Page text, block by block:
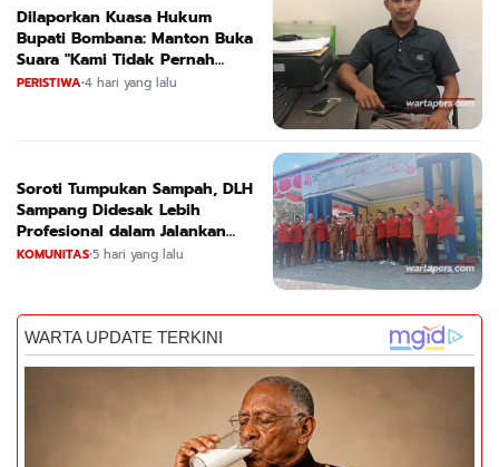
Dilaporkan Kuasa Hukum
Bupati Bombana: Manton Buka
Suara "Kami Tidak Pernah
Menutup Ruang Hak Jawab"
PERISTIWA•4 hari yang lalu
Soroti Tumpukan Sampah, DLH
Sampang Didesak Lebih
Profesional dalam Jalankan
Tugas
KOMUNITAS•5 hari yang lalu